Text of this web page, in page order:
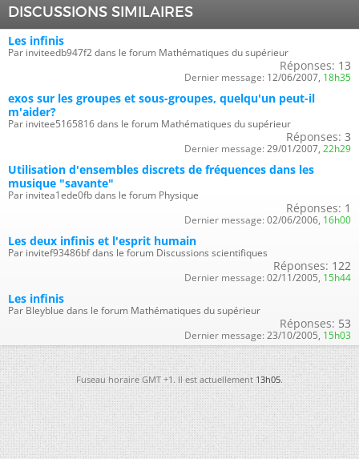
DISCUSSIONS SIMILAIRES
Les infinis
Par inviteedb947f2 dans le forum Mathématiques du supérieur
Réponses: 13
Dernier message: 12/06/2007, 18h35
exos sur les groupes et sous-groupes, quelqu'un peut-il
m'aider?
Par invitee5165816 dans le forum Mathématiques du supérieur
Réponses: 3
Dernier message: 29/01/2007, 22h29
Utilisation d'ensembles discrets de fréquences dans les
musique "savante"
Par invitea1ede0fb dans le forum Physique
Réponses: 1
Dernier message: 02/06/2006, 16h00
Les deux infinis et l'esprit humain
Par invitef93486bf dans le forum Discussions scientifiques
Réponses: 122
Dernier message: 02/11/2005, 15h44
Les infinis
Par Bleyblue dans le forum Mathématiques du supérieur
Réponses: 53
Dernier message: 23/10/2005, 15h03
Fuseau horaire GMT +1. Il est actuellement13h05.